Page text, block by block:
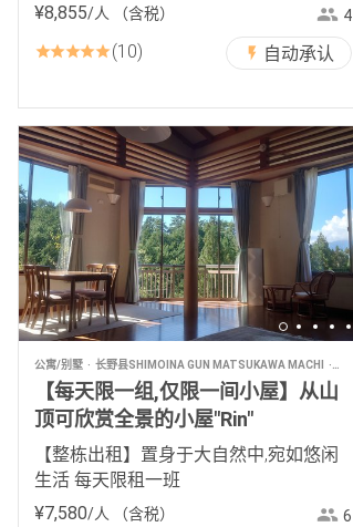
¥8,855/人 （含税） 4
10 自动承认
公寓/别墅 长野县SHIMOINA GUN MATSUKAWA MACHI 民宿
【每天限一组,仅限一间小屋】从山
顶可欣赏全景的小屋"Rin"
【整栋出租】置身于大自然中,宛如悠闲
生活 每天限租一班
¥7,580/人 （含税） 6